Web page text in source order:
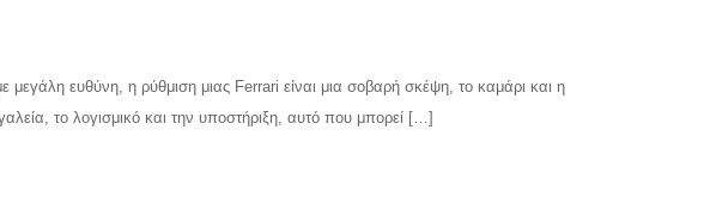
ευθύνη, η ρύθμιση μιας Ferrari είναι μια σοβαρή σκέψη, το καμάρι και η
το λογισμικό και την υποστήριξη, αυτό που μπορεί […]